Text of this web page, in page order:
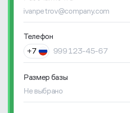
Телефон
Размер базы
Не выбрано